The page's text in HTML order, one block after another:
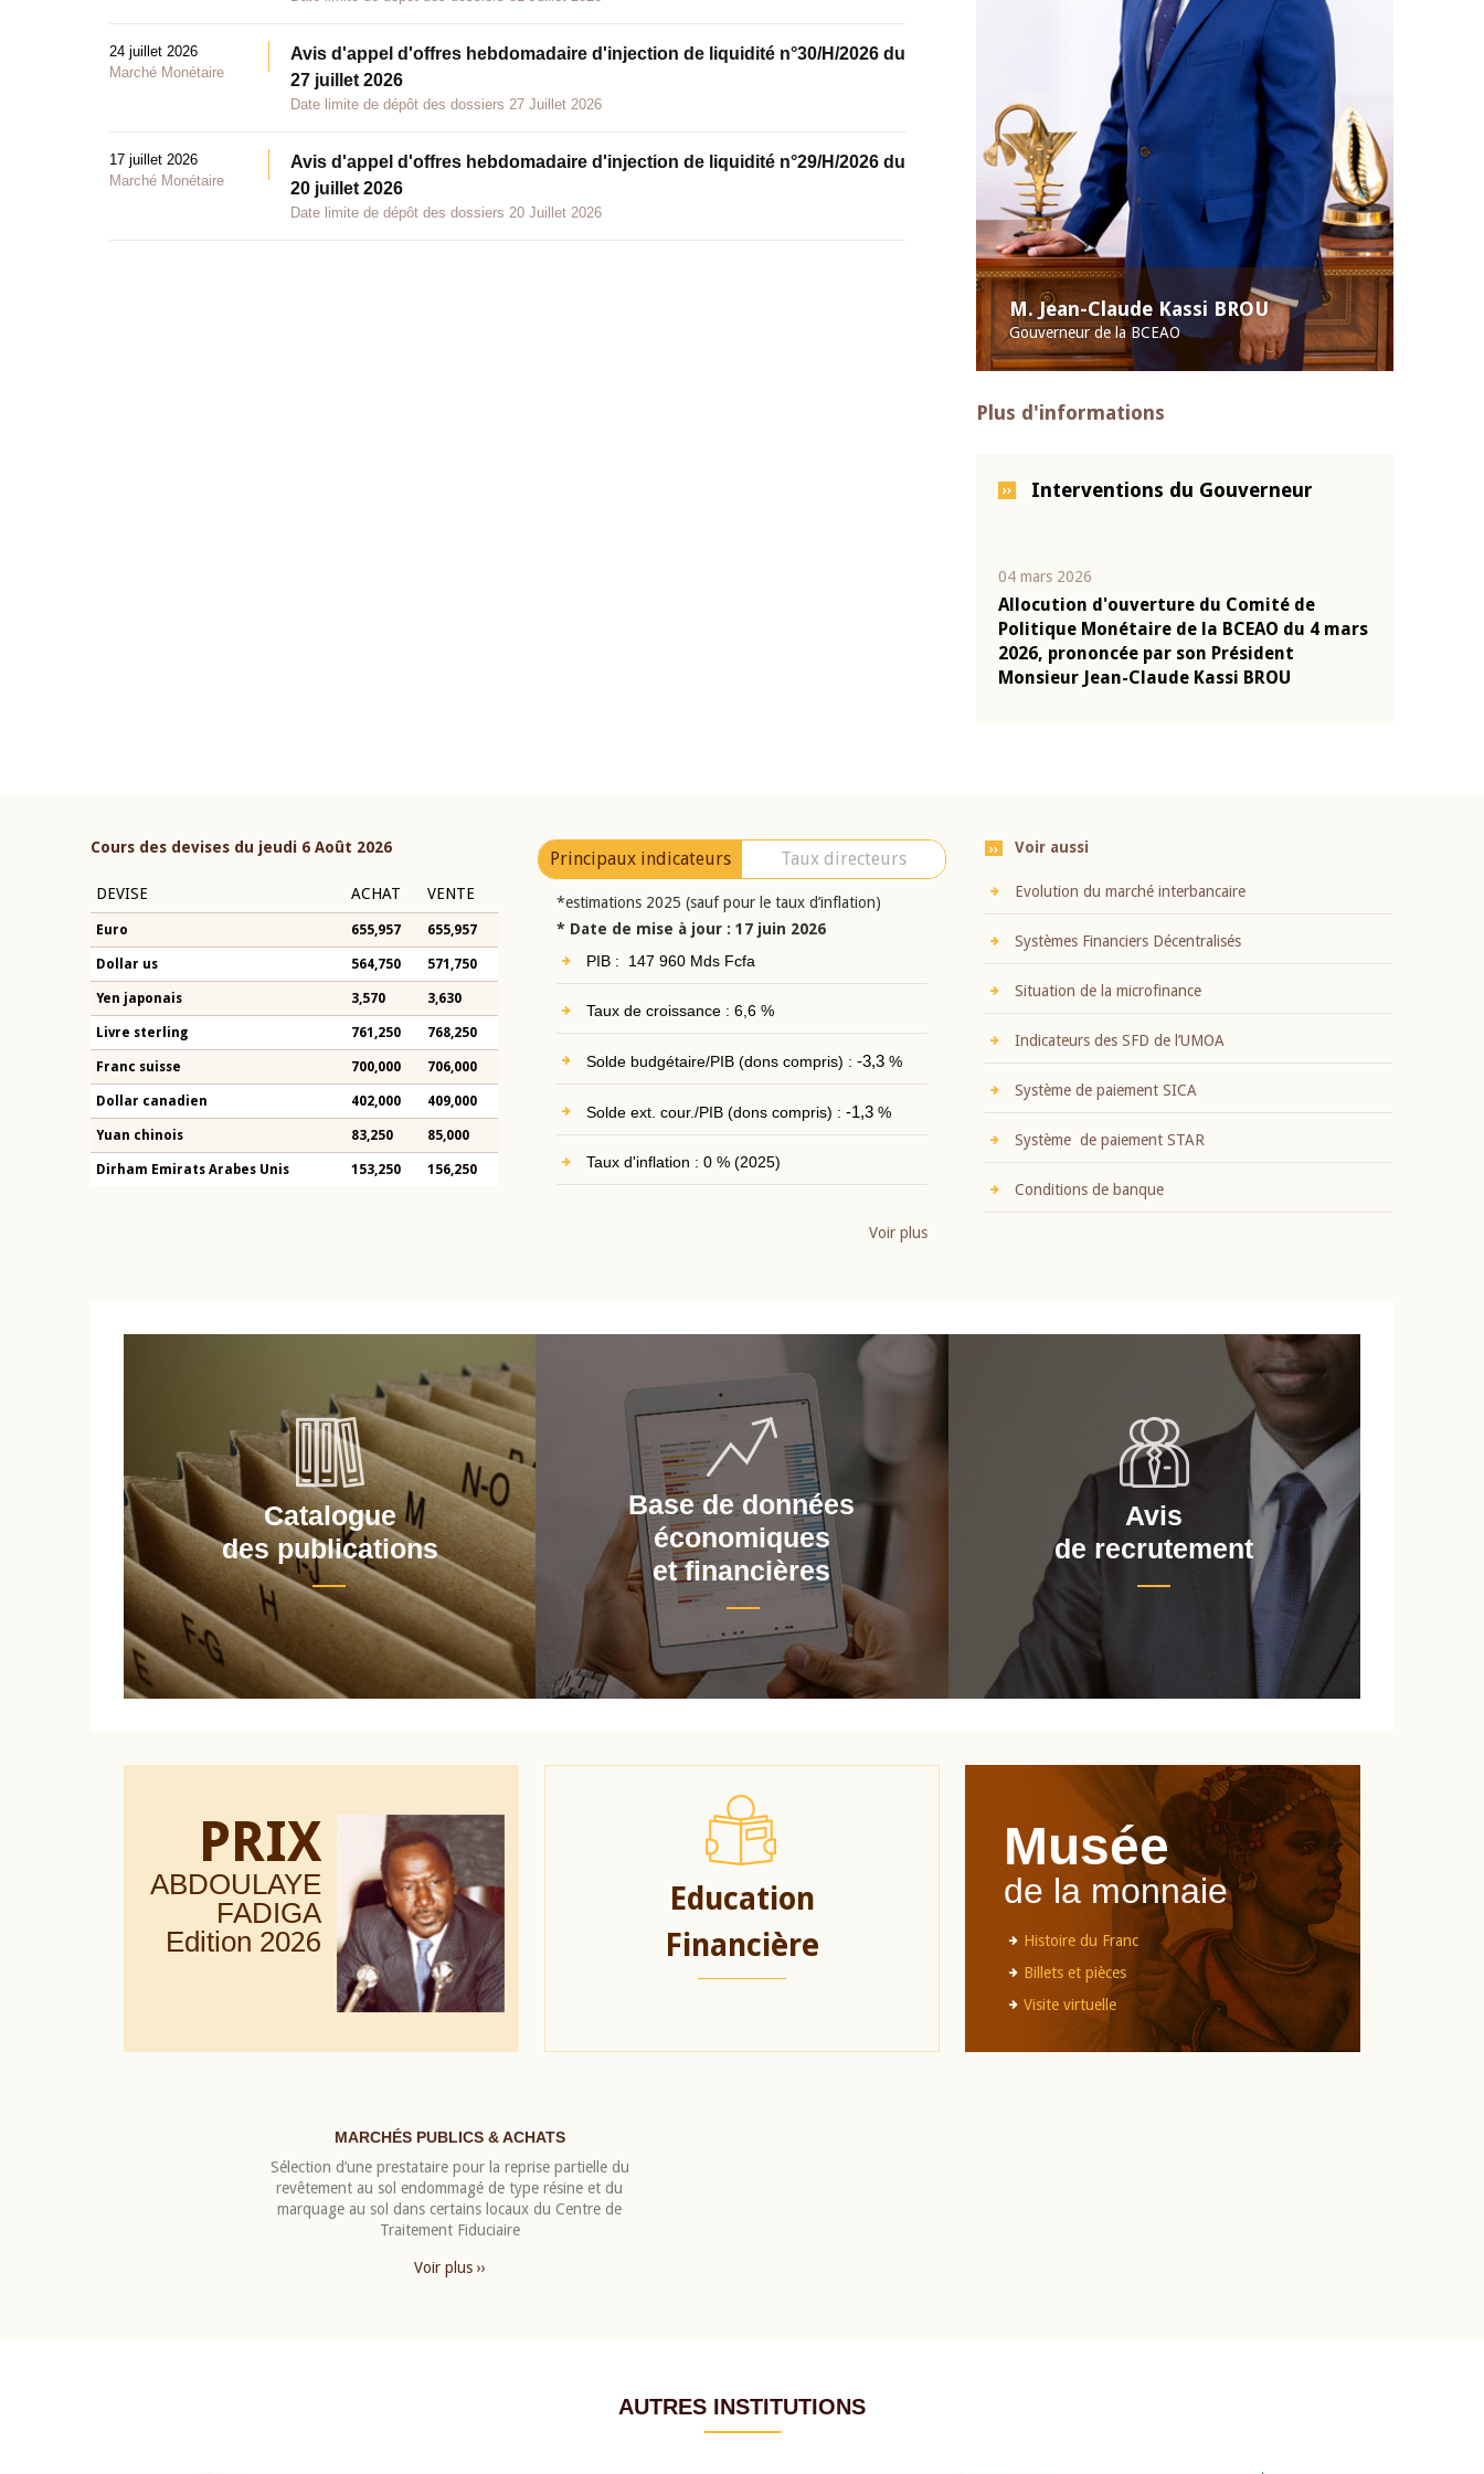
M. Jean-Claude Kassi BROU
Gouverneur de la BCEAO
Plus d'informations
Interventions du Gouverneur
04 mars 2026
Allocution d'ouverture du Comité de
Politique Monétaire de la BCEAO du 4 mars
2026, prononcée par son Président
Monsieur Jean-Claude Kassi BROU
24 juillet 2026
Marché Monétaire
Avis d'appel d'offres hebdomadaire d'injection de liquidité n°30/H/2026 du
27 juillet 2026
Date limite de dépôt des dossiers 27 Juillet 2026
17 juillet 2026
Marché Monétaire
Avis d'appel d'offres hebdomadaire d'injection de liquidité n°29/H/2026 du
20 juillet 2026
Date limite de dépôt des dossiers 20 Juillet 2026
Cours des devises du jeudi 6 Août 2026
DEVISE ACHAT VENTE
Euro 655,957 655,957
Dollar us 564,750 571,750
Yen japonais 3,570 3,630
Livre sterling 761,250 768,250
Franc suisse 700,000 706,000
Dollar canadien 402,000 409,000
Yuan chinois 83,250 85,000
Dirham Emirats Arabes Unis 153,250 156,250
Principaux indicateurs Taux directeurs
*estimations 2025 (sauf pour le taux d’inflation)
* Date de mise à jour : 17 juin 2026
PIB : 147 960 Mds Fcfa
Taux de croissance : 6,6 %
Solde budgétaire/PIB (dons compris) : -3,3%
Solde ext. cour./PIB (dons compris) : -1,3%
Taux d'inflation : 0 % (2025)
Voir plus
Voir aussi
Evolution du marché interbancaire
Systèmes Financiers Décentralisés
Situation de la microfinance
Indicateurs des SFD de l’UMOA
Système de paiement SICA
Système de paiement STAR
Conditions de banque
Catalogue
des publications
Base de données
économiques
et financières
Avis
de recrutement
PRIX
ABDOULAYE
FADIGA
Edition 2026
Education
Financière
Musée
de la monnaie
Histoire du Franc
Billets et pièces
Visite virtuelle
MARCHÉS PUBLICS & ACHATS
Sélection d’une prestataire pour la reprise partielle du
revêtement au sol endommagé de type résine et du
marquage au sol dans certains locaux du Centre de
Traitement Fiduciaire
Voir plus ››
AUTRES INSTITUTIONS